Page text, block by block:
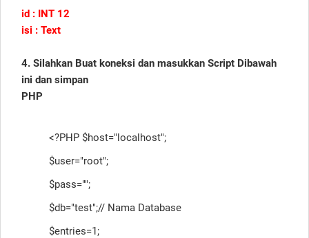
id : INT 12
isi : Text
4. Silahkan Buat koneksi dan masukkan Script Dibawah
ini dan simpan
PHP
<?PHP $host="localhost";
$user="root";
$pass="";
$db="test";// Nama Database
$entries=1;